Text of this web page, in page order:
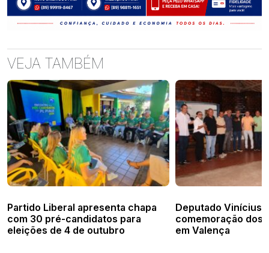
VEJA TAMBÉM
Partido Liberal apresenta chapa
com 30 pré-candidatos para
eleições de 4 de outubro
Deputado Vinícius
comemoração dos
em Valença